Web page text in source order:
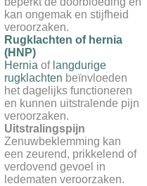
kan ongemak en stijfheid
veroorzaken.
Rugklachten of hernia
(HNP)
Hernia of langdurige
rugklachten beïnvloeden
het dagelijks functioneren
en kunnen uitstralende pijn
veroorzaken.
Uitstralingspijn
Zenuwbeklemming kan
een zeurend, prikkelend of
verdovend gevoel in
ledematen veroorzaken.